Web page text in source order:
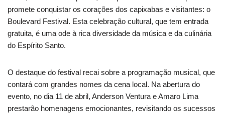
promete conquistar os corações dos capixabas e visitantes: o
Boulevard Festival. Esta celebração cultural, que tem entrada
gratuita, é uma ode à rica diversidade da música e da culinária
do Espírito Santo.
O destaque do festival recai sobre a programação musical, que
contará com grandes nomes da cena local. Na abertura do
evento, no dia 11 de abril, Anderson Ventura e Amaro Lima
prestarão homenagens emocionantes, revisitando os sucessos